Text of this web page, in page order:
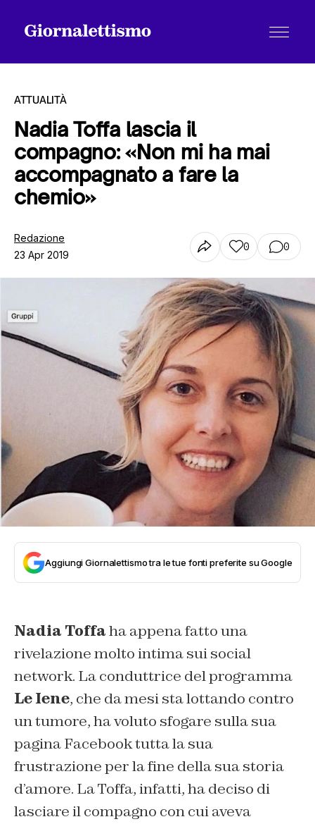
Tutti gli articoli
Contatti
ATTUALITÀ
Nadia Toffa lascia il
compagno: «Non mi ha mai
accompagnato a fare la
chemio»
Redazione
23 Apr 2019
0 0
Aggiungi Giornalettismo tra le tue fonti preferite su Google
Nadia Toffaha appena fatto una
rivelazione molto intima sui social
network. La conduttrice del programma
Le Iene, che da mesi sta lottando contro
un tumore, ha voluto sfogare sulla sua
pagina Facebook tutta la sua
frustrazione per la fine della sua storia
d’amore. La Toffa, infatti, ha deciso di
lasciare il compagno con cui aveva